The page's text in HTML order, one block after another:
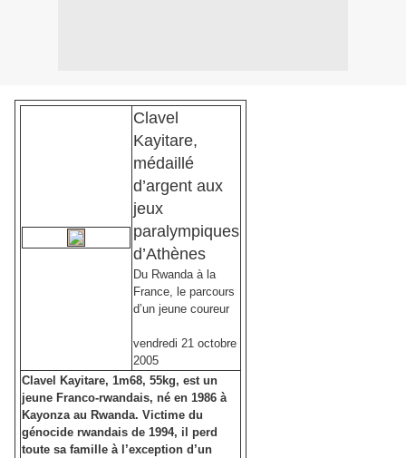
Clavel
Kayitare,
médaillé
d’argent aux
jeux
paralympiques
d’Athènes
Du Rwanda à la
France, le parcours
d’un jeune coureur
vendredi 21 octobre
2005
Clavel Kayitare, 1m68, 55kg, est un
jeune Franco-rwandais, né en 1986 à
Kayonza au Rwanda. Victime du
génocide rwandais de 1994, il perd
toute sa famille à l’exception d’un